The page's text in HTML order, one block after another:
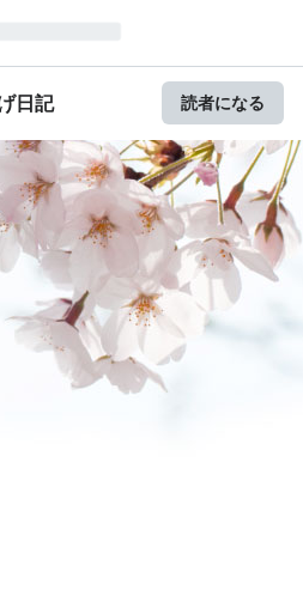
日記 読者になる